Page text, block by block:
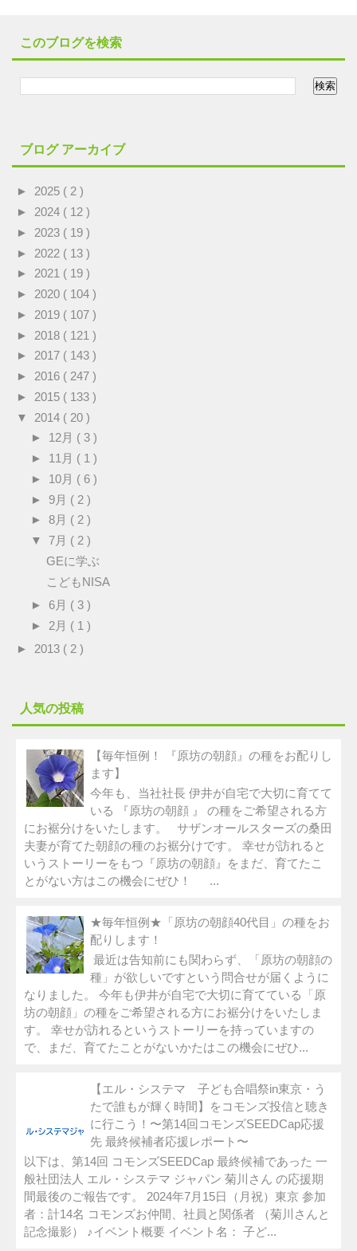
このブログを検索
ブログ アーカイブ
► 2025 ( 2 )
► 2024 ( 12 )
► 2023 ( 19 )
► 2022 ( 13 )
► 2021 ( 19 )
► 2020 ( 104 )
► 2019 ( 107 )
► 2018 ( 121 )
► 2017 ( 143 )
► 2016 ( 247 )
► 2015 ( 133 )
▼ 2014 ( 20 )
► 12月 ( 3 )
► 11月 ( 1 )
► 10月 ( 6 )
► 9月 ( 2 )
► 8月 ( 2 )
▼ 7月 ( 2 )
GEに学ぶ
こどもNISA
► 6月 ( 3 )
► 2月 ( 1 )
► 2013 ( 2 )
人気の投稿
【毎年恒例！ 『原坊の朝顔』の種をお配りし
ます】
今年も、当社社長 伊井が自宅で大切に育てて
いる 『原坊の朝顔 』 の種をご希望される方
にお裾分けをいたします。 サザンオールスターズの桑田
夫妻が育てた朝顔の種のお裾分けです。 幸せが訪れると
いうストーリーをもつ『原坊の朝顔』をまだ、育てたこ
とがない方はこの機会にぜひ！ ...
★毎年恒例★「原坊の朝顔40代目」の種をお
配りします！
最近は告知前にも関わらず、「原坊の朝顔の
種」が欲しいですという問合せが届くように
なりました。 今年も伊井が自宅で大切に育てている「原
坊の朝顔」の種をご希望される方にお裾分けをいたしま
す。 幸せが訪れるというストーリーを持っていますの
で、まだ、育てたことがないかたはこの機会にぜひ...
【エル・システマ 子ども合唱祭in東京・う
たで誰もが輝く時間】をコモンズ投信と聴き
に行こう！〜第14回コモンズSEEDCap応援
先 最終候補者応援レポート〜
以下は、第14回 コモンズSEEDCap 最終候補であった 一
般社団法人 エル・システマ ジャパン 菊川さん の応援期
間最後のご報告です。 2024年7月15日（月祝）東京 参加
者：計14名 コモンズお仲間、社員と関係者 （菊川さんと
記念撮影） ♪イベント概要 イベント名： 子ど...